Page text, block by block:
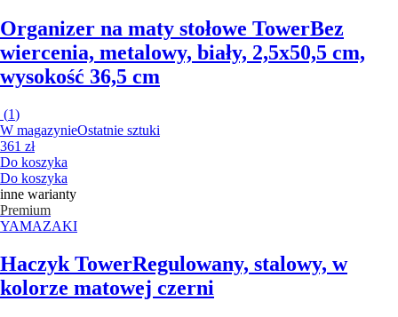
Organizer na maty stołowe TowerBez
wiercenia, metalowy, biały, 2,5x50,5 cm,
wysokość 36,5 cm
(1)
W magazynieOstatnie sztuki
361 zł
Do koszyka
Do koszyka
inne warianty
Premium
YAMAZAKI
Haczyk TowerRegulowany, stalowy, w
kolorze matowej czerni